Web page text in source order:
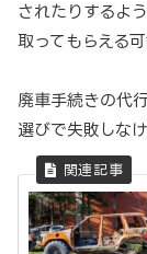
されたりするよ
取ってもらえる
廃車手続きの代
選びで失敗しな